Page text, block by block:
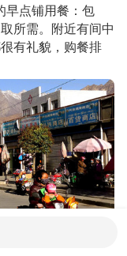
早点铺用餐：包
所需。附近有间中
有礼貌，购餐排